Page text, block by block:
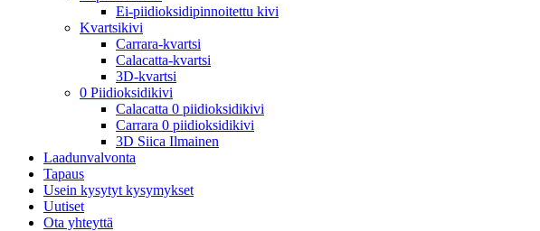
Ei-piidioksidipinnoitettu kivi
Kvartsikivi
Carrara-kvartsi
Calacatta-kvartsi
3D-kvartsi
0 Piidioksidikivi
Calacatta 0 piidioksidikivi
Carrara 0 piidioksidikivi
3D Siica Ilmainen
Laadunvalvonta
Tapaus
Usein kysytyt kysymykset
Uutiset
Ota yhteyttä